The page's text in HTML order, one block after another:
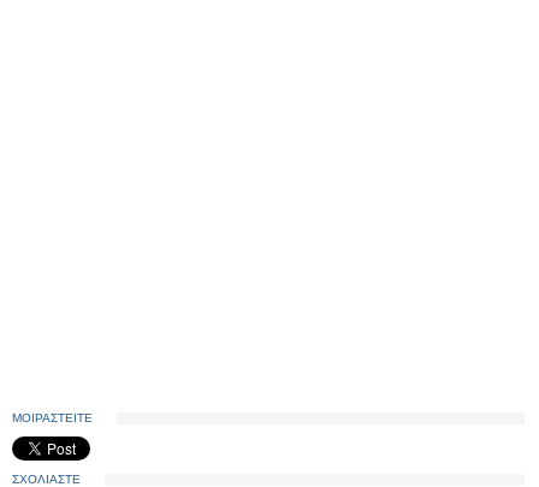
ΜΟΙΡΑΣΤΕΙΤΕ
ΣΧΟΛΙΑΣΤΕ